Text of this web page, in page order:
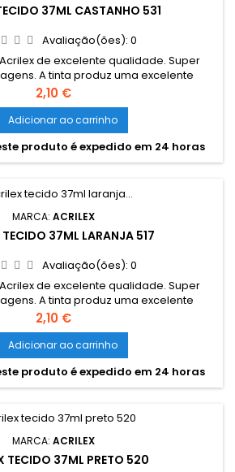
37ML CASTANHO 531
Avaliação(ões): 0
de excelente qualidade. Super
A tinta produz uma excelente
é a frio. Grande variedade de cores e
si. Cores miscíveis entre sí. Pode ser
esponja ou carimbo, em tecidos de
sintéticos). Lavar o tecido antes da
pintura, para...
Preço
2,10 €
Adicionar ao carrinho
produto é expedido em 24 horas
MARCA: ACRILEX
TECIDO 37ML LARANJA 517
Avaliação(ões): 0
de excelente qualidade. Super
A tinta produz uma excelente
é a frio. Grande variedade de cores e
si. Cores miscíveis entre sí. Pode ser
esponja ou carimbo, em tecidos de
sintéticos). Lavar o tecido antes da
pintura, para...
Preço
2,10 €
Adicionar ao carrinho
produto é expedido em 24 horas
MARCA: ACRILEX
TECIDO 37ML PRETO 520